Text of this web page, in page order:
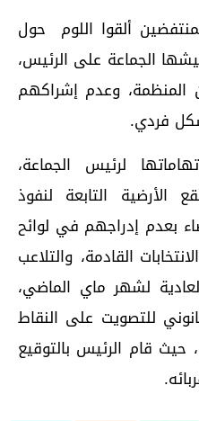
ألقوا اللوم حول
الجماعة على الرئيس،
المنظمة، وعدم إشراكهم
فردي.
لرئيس الجماعة،
الأرضية التابعة لنفوذ
بعدم إدراجهم في لوائح
القادمة، والتلاعب
لشهر ماي الماضي،
للتصويت على النقاط
قام الرئيس بالتوقيع